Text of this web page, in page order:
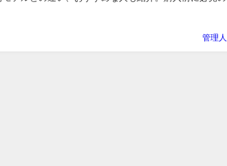
管理人